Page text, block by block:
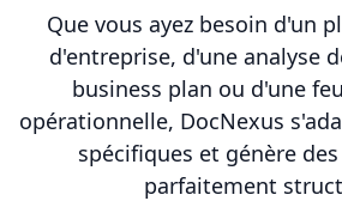
Que vous ayez besoin d'un
d'entreprise, d'une analyse
business plan ou d'une
opérationnelle, DocNexus
spécifiques et génère
parfaitement